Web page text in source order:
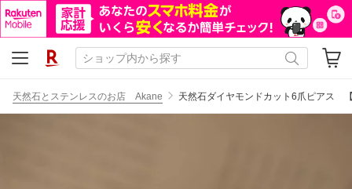
天然石とステンレスのお店 Akane 天然石ダイヤモンドカット6爪ピアス